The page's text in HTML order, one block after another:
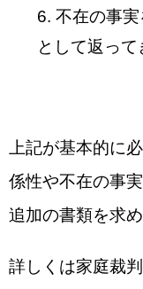
不在の事実
として返って
上記が基本的に
係性や不在の事
追加の書類を求
詳しくは家庭裁